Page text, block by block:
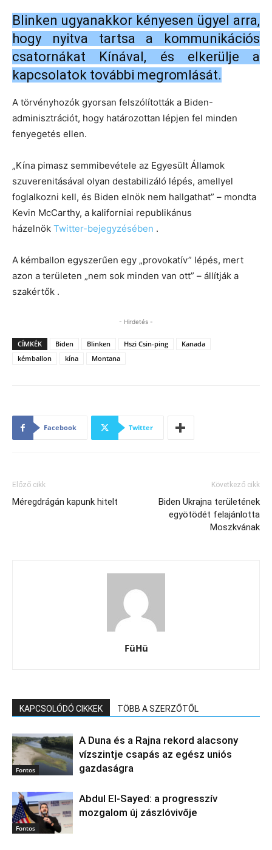
Blinken ugyanakkor kényesen ügyel arra,
hogy nyitva tartsa a kommunikációs
csatornákat Kínával, és elkerülje a
kapcsolatok további megromlását.
A törvényhozók gyorsan felszólították a Biden-
adminisztrációt, hogy határozottan lépjen fel minden
fenyegetés ellen.
„Kína pimasz semmibevétele az Egyesült Államok
szuverenitásával olyan destabilizáló lépés, amellyel
foglalkozni kell, és Biden elnök nem hallgathat” – mondta
Kevin McCarthy, a kaliforniai republikánus
házelnök Twitter-bejegyzésében .
A kémballon egyszerűen egy „provokatív” lépés, mert
azon a területen „nem sok minden van ott” – állítják a
szakértők .
- Hirdetés -
CÍMKÉK Biden Blinken Hszi Csin-ping
Kanada
kémballon
kína Montana
Facebook Twitter
Előző cikk
Méregdrágán kapunk hitelt
Következő cikk
Biden Ukrajna területének
egyötödét felajánlotta
Moszkvának
FüHü
KAPCSOLÓDÓ CIKKEK TÖBB A SZERZŐTŐL
Fontos
A Duna és a Rajna rekord alacsony
vízszintje csapás az egész uniós
gazdaságra
Fontos
Abdul El‑Sayed: a progresszív
mozgalom új zászlóvivője